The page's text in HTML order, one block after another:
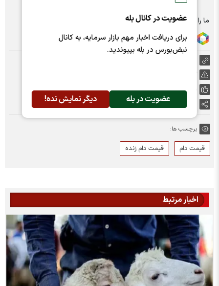
عضویت در کانال بله
برای دریافت اخبار مهم بازار سرمایه، به کانال
نبض‌بورس در بله بپیوندید.
عضویت در بله دیگر نمایش نده!
ما را در شبکه های اجتماعی دنبال کنید :
پسندها:0
اشتراک گذاری
برچسب ها:
قیمت دام قیمت دام زنده
اخبار مرتبط